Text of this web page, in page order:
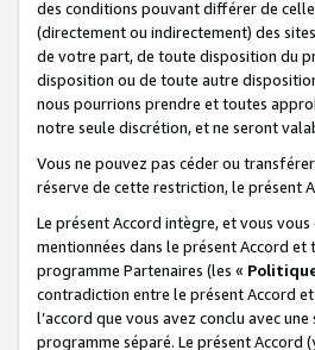
des conditions pouvant différer de
(directement ou indirectement) des
de votre part, de toute disposition du
disposition ou de toute autre
nous pourrions prendre et toutes
notre seule discrétion, et ne seront
Vous ne pouvez pas céder ou
réserve de cette restriction, le présent
Le présent Accord intègre, et vous
mentionnées dans le présent Accord
programme Partenaires (les «
contradiction entre le présent Accord
l’accord que vous avez conclu avec
programme séparé. Le présent Accord